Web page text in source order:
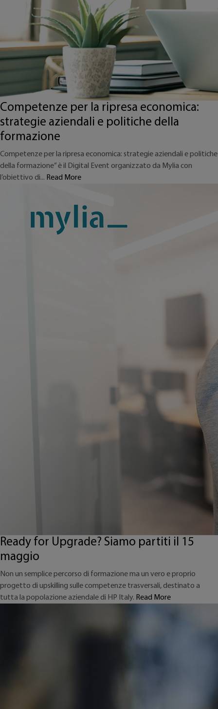
Competenze per la ripresa economica:
strategie aziendali e politiche della
formazione
Competenze per la ripresa economica: strategie aziendali e politiche
della formazione” è il Digital Event organizzato da Mylia con
l’obiettivo di... Read More
Ready for Upgrade? Siamo partiti il 15
maggio
Non un semplice percorso di formazione ma un vero e proprio
progetto di upskilling sulle competenze trasversali, destinato a
tutta la popolazione aziendale di HP Italy. Read More